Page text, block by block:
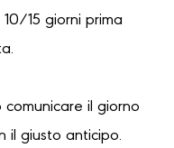
15 giorni prima
comunicare il giorno
il giusto anticipo.